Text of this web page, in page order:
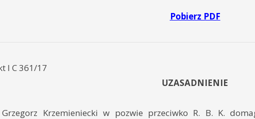
Pobierz PDF
I C 361/17
UZASADNIENIE
Krzemieniecki w pozwie przeciwko R. B. K.